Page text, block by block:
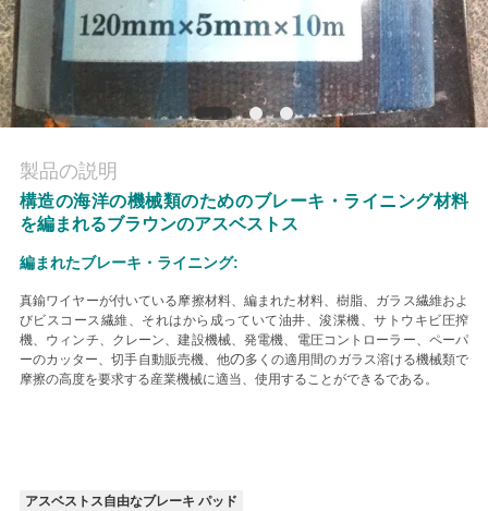
達
に
連
絡
し
な
さ
い
を
製品の説明
構造の海洋の機械類のためのブレーキ・ライニング材料
を編まれるブラウンのアスベストス
編まれたブレーキ・ライニング:
真鍮ワイヤーが付いている摩擦材料、編まれた材料、樹脂、ガラス繊維およ
びビスコース繊維、それはから成っていて油井、浚渫機、サトウキビ圧搾
機、ウィンチ、クレーン、建設機械、発電機、電圧コントローラー、ペーパ
ーのカッター、切手自動販売機、他の多くの適用間のガラス溶ける機械類で
摩擦の高度を要求する産業機械に適当、使用することができるである。
アスベストス自由なブレーキ パッド